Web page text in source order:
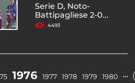
Serie D, Noto-
Battipagliese 2-0...
4493
1976 1977 1978 1979 1980 …